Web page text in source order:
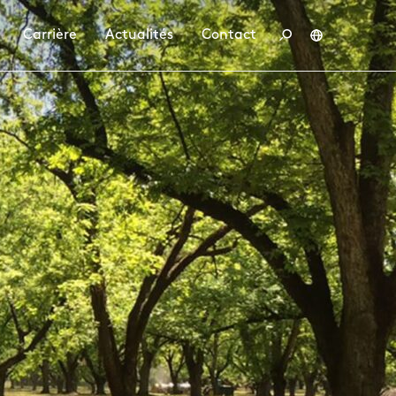
Carrière
chez BBS Emplois Formation et études
Actualités Contact
Deutsch English Français Polski